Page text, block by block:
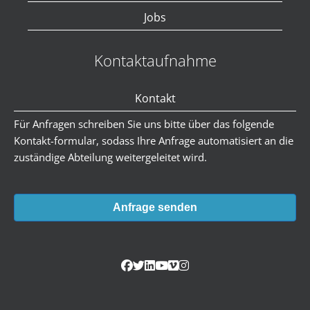
Jobs
Kontaktaufnahme
Kontakt
Für Anfragen schreiben Sie uns bitte über das folgende
Kontakt-formular, sodass Ihre Anfrage automatisiert an die
zuständige Abteilung weitergeleitet wird.
Anfrage senden